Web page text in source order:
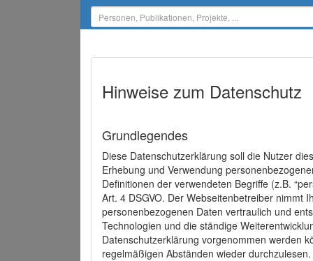
Hinweise zum Datenschutz
Grundlegendes
Diese Datenschutzerklärung soll die Nutzer
Erhebung und Verwendung
Definitionen der verwendeten Begriffe (z.B.
Art. 4 DSGVO. Der Webseitenbetreiber nimmt
personenbezogenen Daten vertraulich und
Technologien und die ständige
Datenschutzerklärung vorgenommen werden
regelmäßigen Abständen wieder durchzulesen.